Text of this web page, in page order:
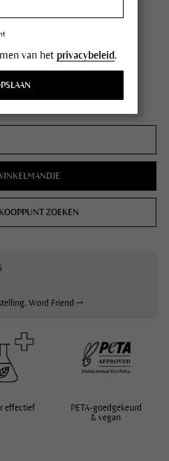
dezelfde dag verzonden
(€ 0,25 / 1 ml)
ZOEKEN
Word Friend →
effectief
PETA-goedgekeurd
& vegan
van het privacybeleid.